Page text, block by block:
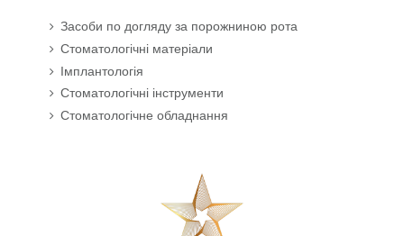
Засоби по догляду за порожниною рота
Стоматологічні матеріали
Імплантологія
Стоматологічні інструменти
Стоматологічне обладнання